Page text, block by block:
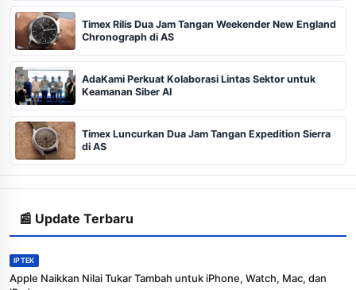
Timex Rilis Dua Jam Tangan Weekender New England
Chronograph di AS
AdaKami Perkuat Kolaborasi Lintas Sektor untuk
Keamanan Siber AI
Timex Luncurkan Dua Jam Tangan Expedition Sierra
di AS
📰 Update Terbaru
IPTEK
Apple Naikkan Nilai Tukar Tambah untuk iPhone, Watch, Mac, dan